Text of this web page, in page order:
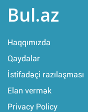
Bul.az
Haqqımızda
Qaydalar
İstifadəçi razılaşması
Elan vermək
Privacy Policy